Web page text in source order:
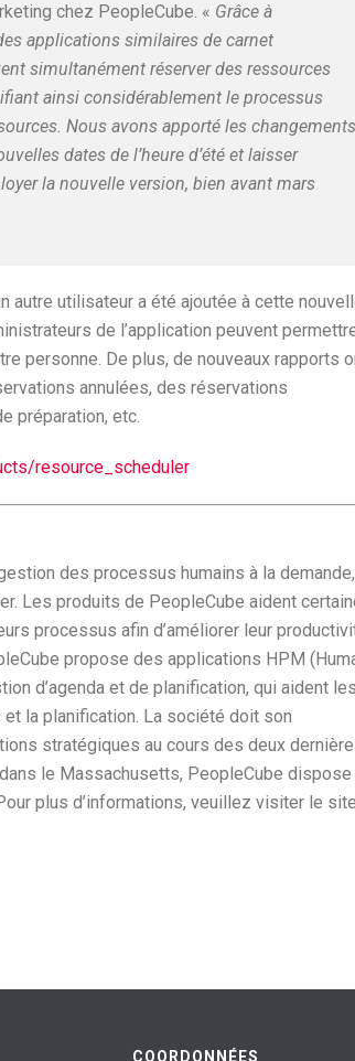
chez PeopleCube. « Grâce à
applications similaires de carnet
simultanément réserver des ressources
ainsi considérablement le processus
Nous avons apporté les changements
dates de l’heure d’été et laisser
la nouvelle version, bien avant mars
autre utilisateur a été ajoutée à cette
de l’application peuvent
personne. De plus, de nouveaux rapports
annulées, des réservations
préparation, etc.
resource_scheduler
des processus humains à la demande,
Les produits de PeopleCube aident
processus afin d’améliorer leur
propose des applications HPM
d’agenda et de planification, qui aident les
la planification. La société doit son
stratégiques au cours des deux
le Massachusetts, PeopleCube dispose
plus d’informations, veuillez visiter le site
COORDONNÉES